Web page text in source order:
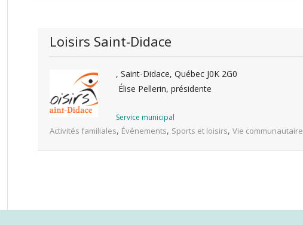
Loisirs Saint-Didace
, Saint-Didace, Québec J0K 2G0
Élise Pellerin, présidente
Service municipal
Activités familiales, Événements, Sports et loisirs, Vie communautaire